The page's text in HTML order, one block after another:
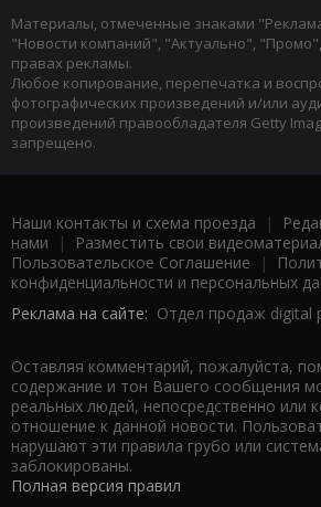
Материалы, отмеченные знаками
"Новости компаний", "Актуально",
правах рекламы.
Любое копирование, перепечатка и
фотографических произведений и/или
произведений правообладателя Getty
запрещено.
Наши контакты и схема проезда |
нами | Разместить свои
Пользовательское Соглашение |
конфиденциальности и персональных
Реклама на сайте: Отдел продаж digital
Оставляя комментарий, пожалуйста,
содержание и тон Вашего сообщения
реальных людей, непосредственно или
отношение к данной новости.
нарушают эти правила грубо или
заблокированы.
Полная версия правил